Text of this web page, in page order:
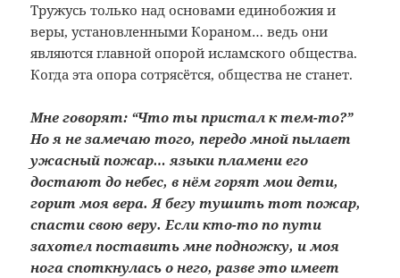
Тружусь только над основами единобожия и
веры, установленными Кораном… ведь они
являются главной опорой исламского общества.
Когда эта опора сотрясётся, общества не станет.
Мне говорят: “Что ты пристал к тем-то?”
Но я не замечаю того, передо мной пылает
ужасный пожар… языки пламени его
достают до небес, в нём горят мои дети,
горит моя вера. Я бегу тушить тот пожар,
спасти свою веру. Если кто-то по пути
захотел поставить мне подножку, и моя
нога споткнулась о него, разве это имеет